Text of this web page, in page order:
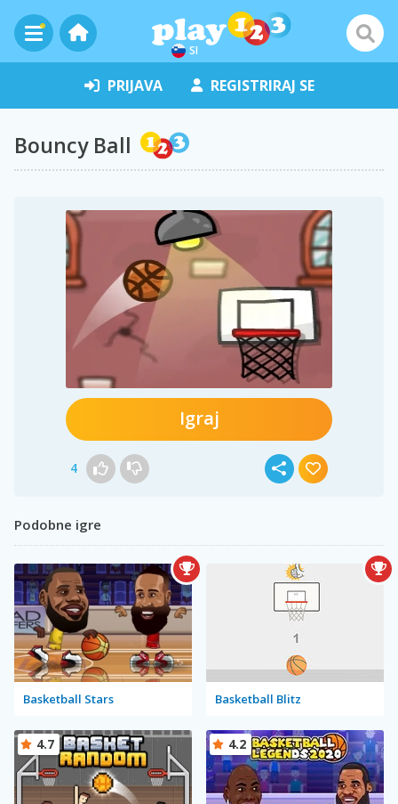
SI
PRIJAVA REGISTRIRAJ SE
Bouncy Ball
Igraj
4
Podobne igre
Basketball Stars Basketball Blitz
4.7 4.2